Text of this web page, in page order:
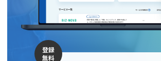
登録
無料